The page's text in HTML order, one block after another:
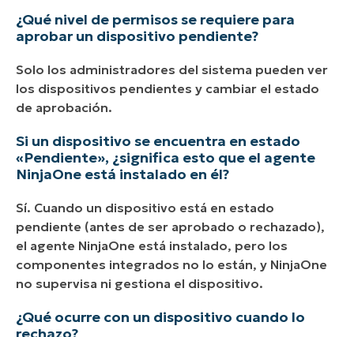
¿Qué nivel de permisos se requiere para
aprobar un dispositivo pendiente?
Solo los administradores del sistema pueden ver
los dispositivos pendientes y cambiar el estado
de aprobación.
Si un dispositivo se encuentra en estado
«Pendiente», ¿significa esto que el agente
NinjaOne está instalado en él?
Sí. Cuando un dispositivo está en estado
pendiente (antes de ser aprobado o rechazado),
el agente NinjaOne está instalado, pero los
componentes integrados no lo están, y NinjaOne
no supervisa ni gestiona el dispositivo.
¿Qué ocurre con un dispositivo cuando lo
rechazo?